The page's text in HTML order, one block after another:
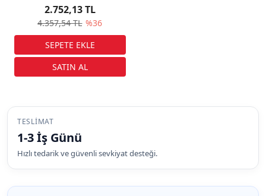
Pompası
4.357,54 TL %36
2.752,13 TL
TESLIMAT
1-3 İş Günü
Hızlı tedarik ve güvenli sevkiyat desteği.